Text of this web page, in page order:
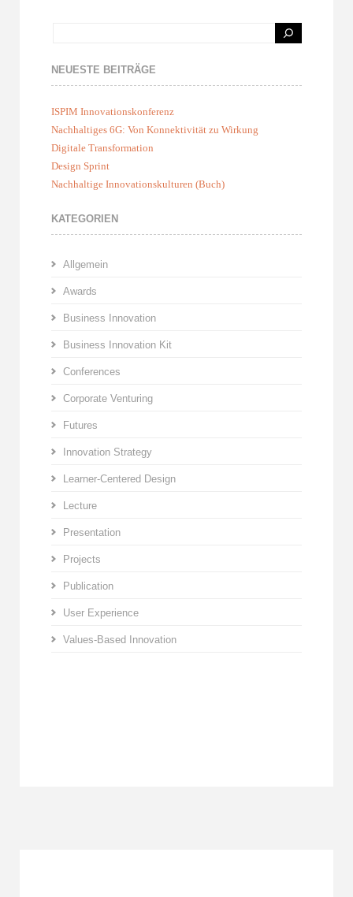
NEUESTE BEITRÄGE
ISPIM Innovationskonferenz
Nachhaltiges 6G: Von Konnektivität zu Wirkung
Digitale Transformation
Design Sprint
Nachhaltige Innovationskulturen (Buch)
KATEGORIEN
Allgemein
Awards
Business Innovation
Business Innovation Kit
Conferences
Corporate Venturing
Futures
Innovation Strategy
Learner-Centered Design
Lecture
Presentation
Projects
Publication
User Experience
Values-Based Innovation